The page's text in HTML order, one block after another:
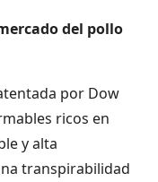
del pollo
por Dow
ricos en
y alta
transpirabilidad